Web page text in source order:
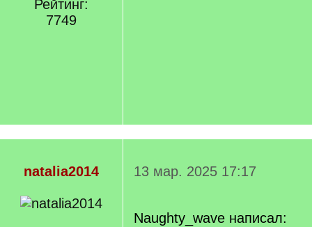
Рейтинг:
7749
natalia2014 13 мар. 2025 17:17
Naughty_wave написал: